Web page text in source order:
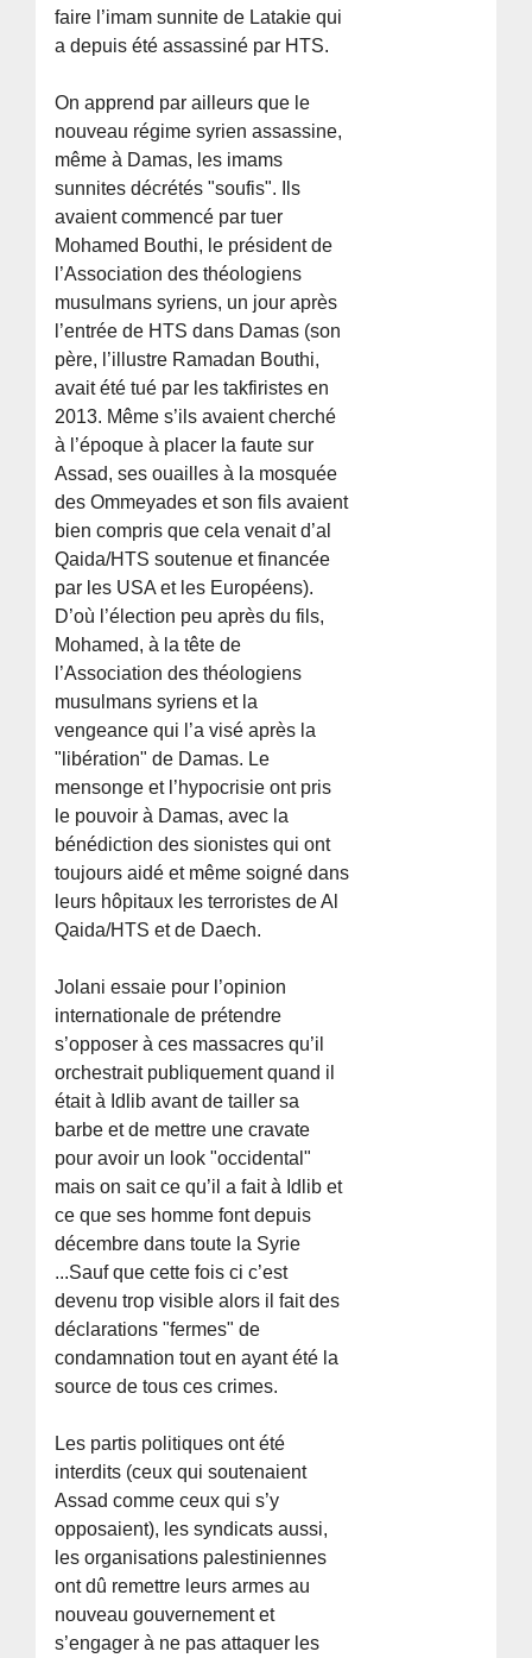
faire l’imam sunnite de Latakie qui
a depuis été assassiné par HTS.
On apprend par ailleurs que le
nouveau régime syrien assassine,
même à Damas, les imams
sunnites décrétés "soufis". Ils
avaient commencé par tuer
Mohamed Bouthi, le président de
l’Association des théologiens
musulmans syriens, un jour après
l’entrée de HTS dans Damas (son
père, l’illustre Ramadan Bouthi,
avait été tué par les takfiristes en
2013. Même s’ils avaient cherché
à l’époque à placer la faute sur
Assad, ses ouailles à la mosquée
des Ommeyades et son fils avaient
bien compris que cela venait d’al
Qaida/HTS soutenue et financée
par les USA et les Européens).
D’où l’élection peu après du fils,
Mohamed, à la tête de
l’Association des théologiens
musulmans syriens et la
vengeance qui l’a visé après la
"libération" de Damas. Le
mensonge et l’hypocrisie ont pris
le pouvoir à Damas, avec la
bénédiction des sionistes qui ont
toujours aidé et même soigné dans
leurs hôpitaux les terroristes de Al
Qaida/HTS et de Daech.
Jolani essaie pour l’opinion
internationale de prétendre
s’opposer à ces massacres qu’il
orchestrait publiquement quand il
était à Idlib avant de tailler sa
barbe et de mettre une cravate
pour avoir un look "occidental"
mais on sait ce qu’il a fait à Idlib et
ce que ses homme font depuis
décembre dans toute la Syrie
...Sauf que cette fois ci c’est
devenu trop visible alors il fait des
déclarations "fermes" de
condamnation tout en ayant été la
source de tous ces crimes.
Les partis politiques ont été
interdits (ceux qui soutenaient
Assad comme ceux qui s’y
opposaient), les syndicats aussi,
les organisations palestiniennes
ont dû remettre leurs armes au
nouveau gouvernement et
s’engager à ne pas attaquer les